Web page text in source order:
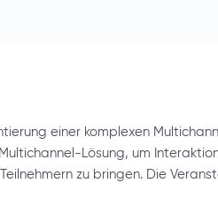
einer komplexen
Lösung, um
zu bringen. Die